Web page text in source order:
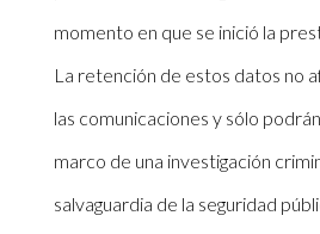
momento en que se inició la
La retención de estos datos no
las comunicaciones y sólo
marco de una investigación
salvaguardia de la seguridad